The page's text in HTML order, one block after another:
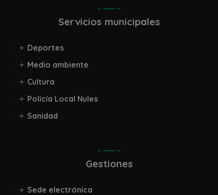
Servicios municipales
Deportes
Medio ambiente
Cultura
Policía Local Nules
Sanidad
Gestiones
Sede electrónica